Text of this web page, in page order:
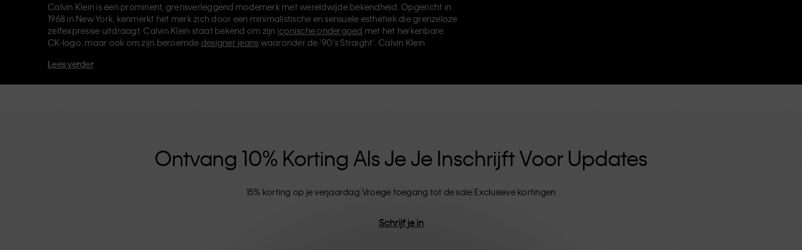
Calvin Klein is een prominent, grensverleggend modemerk met wereldwijde bekendheid. Opgericht in
1968 in New York, kenmerkt het merk zich door een minimalistische en sensuele esthetiek die grenzeloze
zelfexpressie uitdraagt. Calvin Klein staat bekend om zijn iconische ondergoed met het herkenbare
CK-logo, maar ook om zijn beroemde designer jeans waaronder de '90's Straight'. Calvin Klein
van de CK-labels - Calvin Klein, Calvin Klein Jeans, Calvin Klein Underwear,
Lees verder
Ontvang 10% Korting Als Je Je Inschrijft Voor Updates
15% korting op je verjaardag Vroege toegang tot de sale Exclusieve kortingen
Schrijf je in